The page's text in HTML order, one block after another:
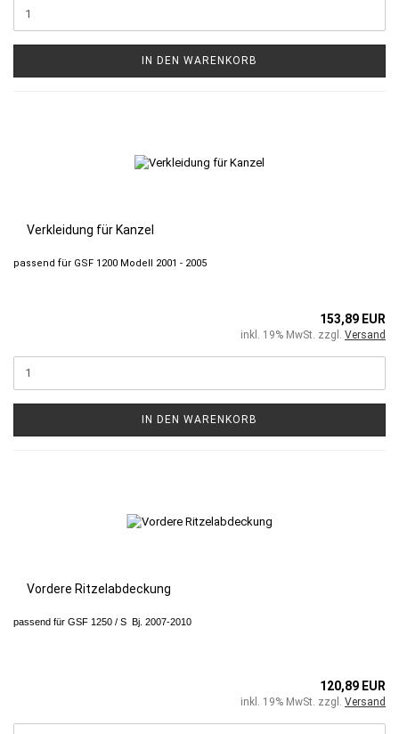
IN DEN WARENKORB
Verkleidung für Kanzel
passend für GSF 1200 Modell 2001 - 2005
153,89 EUR
inkl. 19% MwSt. zzgl. Versand
IN DEN WARENKORB
Vordere Ritzelabdeckung
passend für GSF 1250 / S Bj. 2007-2010
120,89 EUR
inkl. 19% MwSt. zzgl. Versand